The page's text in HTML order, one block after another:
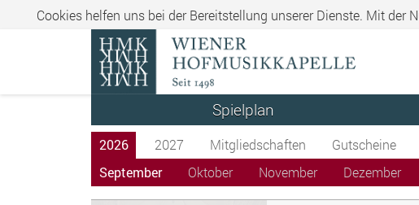
Cookies helfen uns bei der Bereitstellung unserer Dienste. Mit der
Spielplan
2026 2027 Mitgliedschaften
Gutscheine
September
Oktober November Dezember